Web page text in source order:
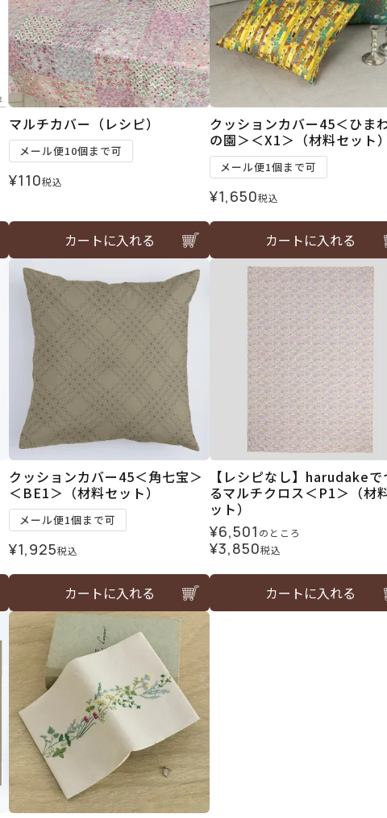
マルチカバー（レシピ）
メール便10個まで可
¥110税込
カートに入れる
クッションカバー45＜ひま
の園＞＜X1＞（材料セット）
メール便1個まで可
¥1,650税込
カートに入れる
クッションカバー45＜角七宝＞
＜BE1＞（材料セット）
メール便1個まで可
¥1,925税込
カートに入れる
【レシピなし】harudakeで
るマルチクロス＜P1＞（材
ット）
¥6,501 のところ
¥3,850税込
カートに入れる